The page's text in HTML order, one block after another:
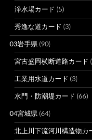
浄水場カード (5)
秀逸な道カード (3)
03岩手県 (90)
宮古盛岡横断道路カード
工業用水道カード (3)
水門・防潮堤カード (66)
04宮城県 (64)
北上川下流河川構造物カ